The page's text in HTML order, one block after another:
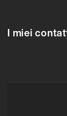
I miei